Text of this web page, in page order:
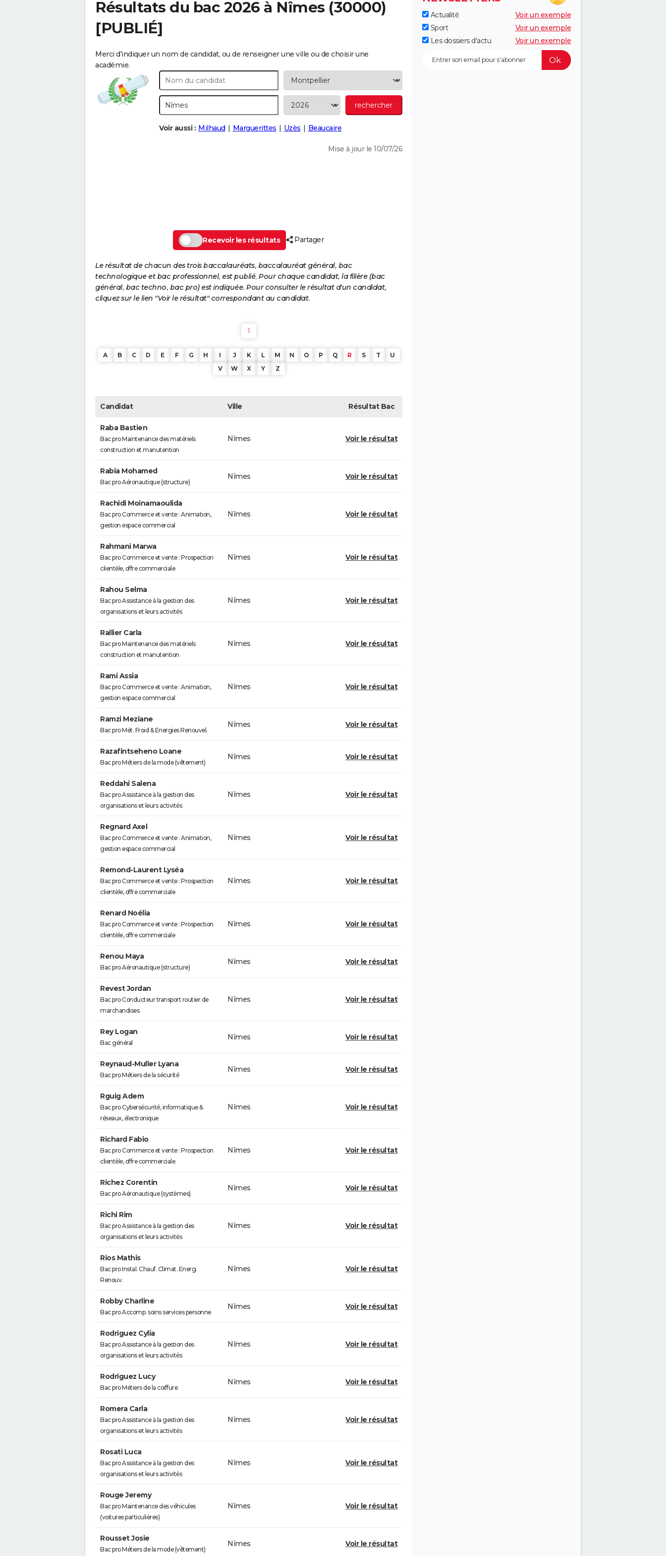
Résultats du bac 2026 à Nîmes (30000)
[PUBLIÉ]
Merci d'indiquer un nom de candidat, ou de renseigner une ville ou de choisir une
académie.
Voir aussi : Milhaud Marguerittes Uzès Beaucaire
Mise à jour le 10/07/26
Recevoir les résultats Partager
Le résultat de chacun des trois baccalauréats, baccalauréat général, bac
technologique et bac professionnel, est publié. Pour chaque candidat, la filière (bac
général, bac techno, bac pro) est indiquée. Pour consulter le résultat d'un candidat,
cliquez sur le lien "Voir le résultat" correspondant au candidat.
1
A B C D E F G H I J K L M N O P Q R S T
U
V
W X Y Z
Candidat Ville RésultatBac
Raba Bastien
Bac pro Maintenance des matériels
construction et manutention
Nîmes Voir le résultat
Rabia Mohamed
Bac pro Aéronautique (structure)
Nîmes Voir le résultat
Rachidi Moinamaoulida
Bac pro Commerce et vente : Animation,
gestion espace commercial
Nîmes Voir le résultat
Rahmani Marwa
Bac pro Commerce et vente : Prospection
clientèle, offre commerciale
Nîmes Voir le résultat
Rahou Selma
Bac pro Assistance à la gestion des
organisations et leurs activités
Nîmes Voir le résultat
Rallier Carla
Bac pro Maintenance des matériels
construction et manutention
Nîmes Voir le résultat
Rami Assia
Bac pro Commerce et vente : Animation,
gestion espace commercial
Nîmes Voir le résultat
Ramzi Meziane
Bac pro Mét. Froid & Energies Renouvel.
Nîmes Voir le résultat
Razafintseheno Loane
Bac pro Métiers de la mode (vêtement)
Nîmes Voir le résultat
Reddahi Salena
Bac pro Assistance à la gestion des
organisations et leurs activités
Nîmes Voir le résultat
Regnard Axel
Bac pro Commerce et vente : Animation,
gestion espace commercial
Nîmes Voir le résultat
Remond-Laurent Lyséa
Bac pro Commerce et vente : Prospection
clientèle, offre commerciale
Nîmes Voir le résultat
Renard Noélia
Bac pro Commerce et vente : Prospection
clientèle, offre commerciale
Nîmes Voir le résultat
Renou Maya
Bac pro Aéronautique (structure)
Nîmes Voir le résultat
Revest Jordan
Bac pro Conducteur transport routier de
marchandises
Nîmes Voir le résultat
Rey Logan
Bac général
Nîmes Voir le résultat
Reynaud-Muller Lyana
Bac pro Métiers de la sécurité
Nîmes Voir le résultat
Rguig Adem
Bac pro Cybersécurité, informatique &
réseaux, électronique
Nîmes Voir le résultat
Richard Fabio
Bac pro Commerce et vente : Prospection
clientèle, offre commerciale
Nîmes Voir le résultat
Richez Corentin
Bac pro Aéronautique (systèmes)
Nîmes Voir le résultat
Richi Rim
Bac pro Assistance à la gestion des
organisations et leurs activités
Nîmes Voir le résultat
Rios Mathis
Bac pro Instal. Chauf. Climat. Energ.
Renouv.
Nîmes Voir le résultat
Robby Charline
Bac pro Accomp. soins services personne
Nîmes Voir le résultat
Rodriguez Cylia
Bac pro Assistance à la gestion des
organisations et leurs activités
Nîmes Voir le résultat
Rodriguez Lucy
Bac pro Métiers de la coiffure
Nîmes Voir le résultat
Romera Carla
Bac pro Assistance à la gestion des
organisations et leurs activités
Nîmes Voir le résultat
Rosati Luca
Bac pro Assistance à la gestion des
organisations et leurs activités
Nîmes Voir le résultat
Rouge Jeremy
Bac pro Maintenance des véhicules
(voitures particulières)
Nîmes Voir le résultat
Rousset Josie
Bac pro Métiers de la mode (vêtement)
Nîmes Voir le résultat
Actualité
Voir un exemple
Sport
Voir un exemple
Les dossiers d'actu
Voir un exemple